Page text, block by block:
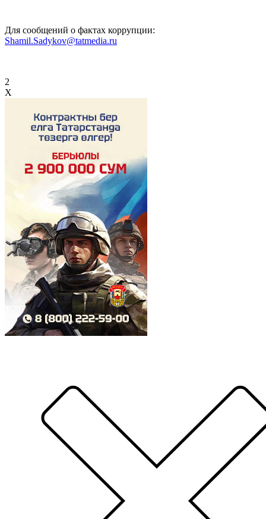
Для сообщений о фактах коррупции:
Shamil.Sadykov@tatmedia.ru
2
X